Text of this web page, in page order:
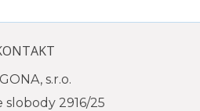
s.r.o.
slobody 2916/25